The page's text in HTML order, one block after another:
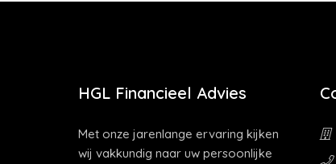
HGL Financieel Advies
Met onze jarenlange ervaring kijken
wij vakkundig naar uw persoonlijke